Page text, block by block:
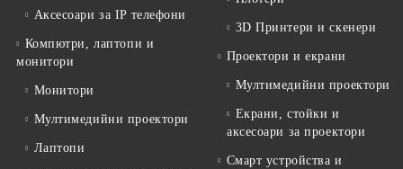
Избери подходящото устройство и изгради ефективна система за
Аксесоари за IP телефони
Компютри, лаптопи и
монитори
Монитори
Мултимедийни проектори
Лаптопи
3D Принтери и скенери
Проектори и екрани
Мултимедийни проектори
Екрани, стойки и
аксесоари за проектори
Смарт устройства и